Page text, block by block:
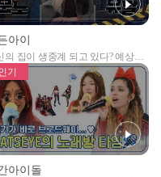
아이
의 집이 생중계 되고 있다? 예상치
곳에서 일어나는 불법촬영 범죄!
기
아이돌